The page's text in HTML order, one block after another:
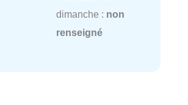
dimanche : non
renseigné